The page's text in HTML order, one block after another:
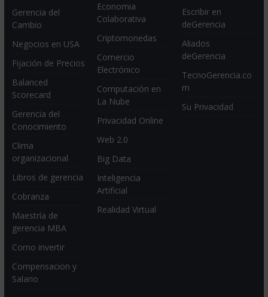
Gerencia del
Cambio
Negocios en USA
Fijación de Precios
Balanced
Scorecard
Gerencia del
Conocimiento
Clima
organizacional
Libros de gerencia
Cobranza
Maestría de
gerencia MBA
Como invertir
Compensacion y
Salario
Economia
Colaborativa
Criptomonedas
Comercio
Electrónico
Computación en
La Nube
Privacidad Online
Web 2.0
Big Data
Inteligencia
Artificial
Realidad Virtual
Escribir en
deGerencia
Aliados
deGerencia
TecnoGerencia.co
m
Su Privacidad